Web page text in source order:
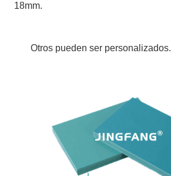
18mm.
Otros pueden ser personalizados.